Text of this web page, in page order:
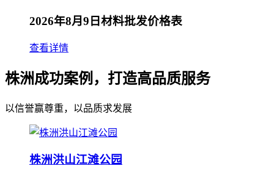
2026年8月9日材料批发价格表
查看详情
株洲成功案例，打造高品质服务
以信誉赢尊重，以品质求发展
株洲洪山江滩公园